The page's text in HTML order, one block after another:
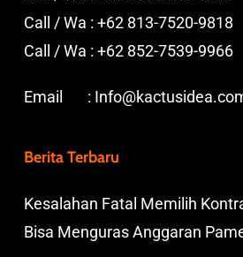
Call / Wa : +62 813-7520-9818
Call / Wa : +62 852-7539-9966
Email :
Berita Terbaru
Kesalahan Fatal Memilih
Bisa Menguras Anggaran